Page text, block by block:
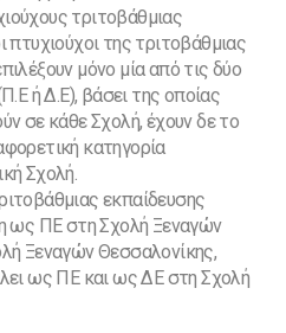
τριτοβάθμιας
πτυχιούχοι της τριτοβάθμιας
μόνο μία από τις δύο
ή Δ.Ε), βάσει της οποίας
σε κάθε Σχολή, έχουν δε το
κατηγορία
Σχολή.
εκπαίδευσης
ως ΠΕ στη Σχολή Ξεναγών
Ξεναγών Θεσσαλονίκης,
ως ΠΕ και ως ΔΕ στη Σχολή